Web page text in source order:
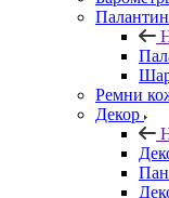
Ремни
Декор